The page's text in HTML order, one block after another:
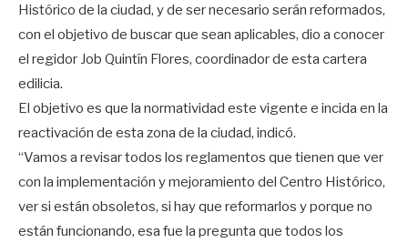
Histórico de la ciudad, y de ser necesario serán reformados,
con el objetivo de buscar que sean aplicables, dio a conocer
el regidor Job Quintín Flores, coordinador de esta cartera
edilicia.
El objetivo es que la normatividad este vigente e incida en la
reactivación de esta zona de la ciudad, indicó.
“Vamos a revisar todos los reglamentos que tienen que ver
con la implementación y mejoramiento del Centro Histórico,
ver si están obsoletos, si hay que reformarlos y porque no
están funcionando, esa fue la pregunta que todos los